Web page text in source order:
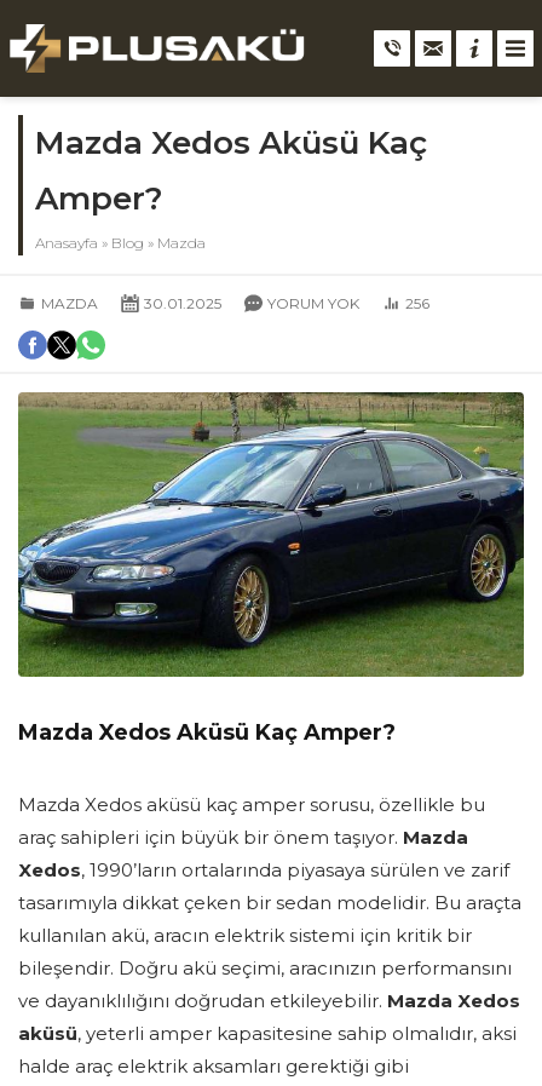
Mazda Xedos Aküsü Kaç
Amper?
Anasayfa » Blog » Mazda
MAZDA 30.01.2025 YORUM YOK 256
Mazda Xedos Aküsü Kaç Amper?
Mazda Xedos aküsü kaç amper sorusu, özellikle bu
araç sahipleri için büyük bir önem taşıyor. Mazda
Xedos, 1990’ların ortalarında piyasaya sürülen ve zarif
tasarımıyla dikkat çeken bir sedan modelidir. Bu araçta
kullanılan akü, aracın elektrik sistemi için kritik bir
bileşendir. Doğru akü seçimi, aracınızın performansını
ve dayanıklılığını doğrudan etkileyebilir. Mazda Xedos
aküsü, yeterli amper kapasitesine sahip olmalıdır, aksi
halde araç elektrik aksamları gerektiği gibi